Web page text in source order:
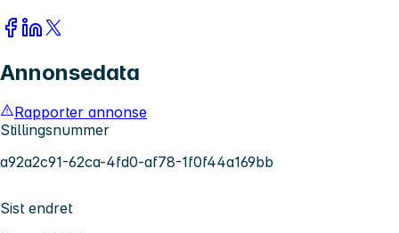
Annonsedata
Rapporter annonse
Stillingsnummer
a92a2c91-62ca-4fd0-af78-1f0f44a169bb
Sist endret